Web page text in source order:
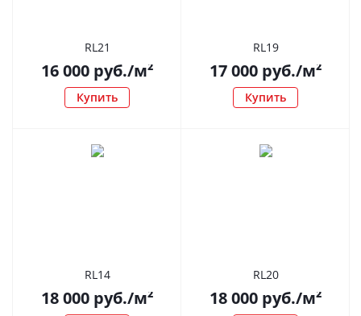
RL21
16 000руб./м²
Купить
RL19
17 000руб./м²
Купить
RL14
18 000руб./м²
RL20
18 000руб./м²